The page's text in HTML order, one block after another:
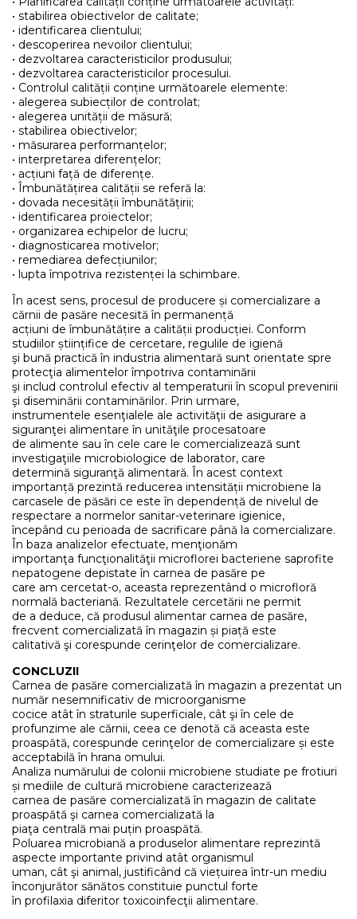
• stabilirea obiectivelor de calitate;
• identificarea clientului;
• descoperirea nevoilor clientului;
• dezvoltarea caracteristicilor produsului;
• dezvoltarea caracteristicilor procesului.
• Controlul calității conține următoarele elemente:
• alegerea subiecților de controlat;
• alegerea unității de măsură;
• stabilirea obiectivelor;
• măsurarea performanțelor;
• interpretarea diferențelor;
• acțiuni față de diferențe.
• Îmbunătățirea calității se referă la:
• dovada necesității îmbunătățirii;
• identificarea proiectelor;
• organizarea echipelor de lucru;
• diagnosticarea motivelor;
• remediarea defecțiunilor;
• lupta împotriva rezistenței la schimbare.
În acest sens, procesul de producere și comercializare a
cărnii de pasăre necesită în permanență
acțiuni de îmbunătățire a calității producției. Conform
studiilor științifice de cercetare, regulile de igienă
şi bună practică în industria alimentară sunt orientate spre
protecţia alimentelor împotriva contaminării
şi includ controlul efectiv al temperaturii în scopul prevenirii
şi diseminării contaminărilor. Prin urmare,
instrumentele esenţialele ale activităţii de asigurare a
siguranţei alimentare în unităţile procesatoare
de alimente sau în cele care le comercializează sunt
investigaţiile microbiologice de laborator, care
determină siguranţă alimentară. În acest context
importanță prezintă reducerea intensității microbiene la
carcasele de păsări ce este în dependență de nivelul de
respectare a normelor sanitar-veterinare igienice,
începând cu perioada de sacrificare până la comercializare.
În baza analizelor efectuate, menţionăm
importanţa funcţionalităţii microflorei bacteriene saprofite
nepatogene depistate în carnea de pasăre pe
care am cercetat-o, aceasta reprezentând o microfloră
normală bacteriană. Rezultatele cercetării ne permit
de a deduce, că produsul alimentar carnea de pasăre,
frecvent comercializată în magazin și piață este
calitativă şi corespunde cerinţelor de comercializare.
CONCLUZII
Carnea de pasăre comercializată în magazin a prezentat un
număr nesemnificativ de microorganisme
cocice atât în straturile superficiale, cât şi în cele de
profunzime ale cărnii, ceea ce denotă că aceasta este
proaspătă, corespunde cerinţelor de comercializare și este
acceptabilă în hrana omului.
Analiza numărului de colonii microbiene studiate pe frotiuri
și mediile de cultură microbiene caracterizează
carnea de pasăre comercializată în magazin de calitate
proaspătă şi carnea comercializată la
piaţa centrală mai puțin proaspătă.
Poluarea microbiană a produselor alimentare reprezintă
aspecte importante privind atât organismul
uman, cât şi animal, justificând că viețuirea într-un mediu
înconjurător sănătos constituie punctul forte
în profilaxia diferitor toxicoinfecţii alimentare.